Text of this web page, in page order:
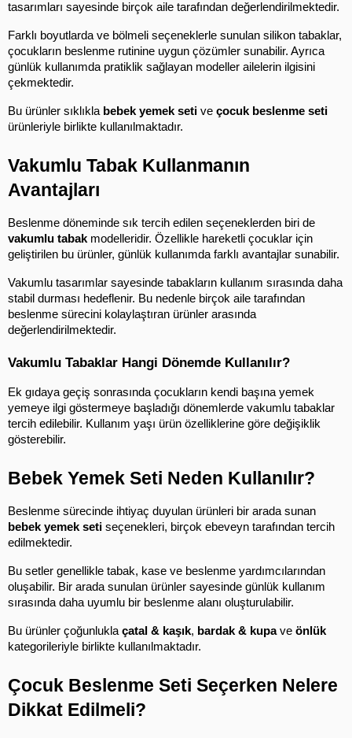
tasarımları sayesinde birçok aile tarafından değerlendirilmektedir.
Farklı boyutlarda ve bölmeli seçeneklerle sunulan silikon tabaklar,
çocukların beslenme rutinine uygun çözümler sunabilir. Ayrıca
günlük kullanımda pratiklik sağlayan modeller ailelerin ilgisini
çekmektedir.
Bu ürünler sıklıkla bebek yemek seti ve çocuk beslenme seti
ürünleriyle birlikte kullanılmaktadır.
Vakumlu Tabak Kullanmanın
Avantajları
vakumlu tabak modelleridir. Özellikle hareketli çocuklar için
geliştirilen bu ürünler, günlük kullanımda farklı avantajlar sunabilir.
Vakumlu tasarımlar sayesinde tabakların kullanım sırasında daha
stabil durması hedeflenir. Bu nedenle birçok aile tarafından
beslenme sürecini kolaylaştıran ürünler arasında
değerlendirilmektedir.
Vakumlu Tabaklar Hangi Dönemde Kullanılır?
Ek gıdaya geçiş sonrasında çocukların kendi başına yemek
yemeye ilgi göstermeye başladığı dönemlerde vakumlu tabaklar
tercih edilebilir. Kullanım yaşı ürün özelliklerine göre değişiklik
gösterebilir.
Bebek Yemek Seti Neden Kullanılır?
bebek yemek seti seçenekleri, birçok ebeveyn tarafından tercih
edilmektedir.
Bu setler genellikle tabak, kase ve beslenme yardımcılarından
oluşabilir. Bir arada sunulan ürünler sayesinde günlük kullanım
sırasında daha uyumlu bir beslenme alanı oluşturulabilir.
Bu ürünler çoğunlukla çatal & kaşık, bardak & kupa ve önlük
kategorileriyle birlikte kullanılmaktadır.
Çocuk Beslenme Seti Seçerken Nelere
Dikkat Edilmeli?